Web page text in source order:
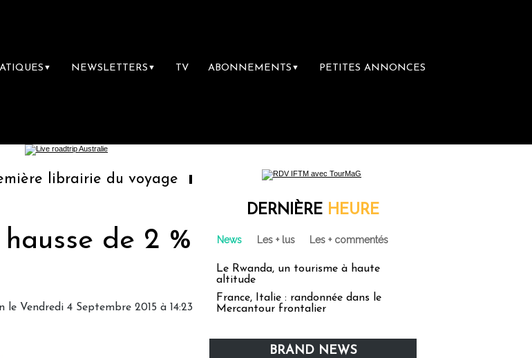
▼ NEWSLETTERS ▼ TV ABONNEMENTS ▼ PETITES ANNONCES
du voyage Le groupe Sainte-Claire rachète Eden Tour
de 2 %
le Vendredi 4 Septembre 2015 à 14:23
DERNIÈRE HEURE
News Les + lus Les + commentés
Le Rwanda, un tourisme à haute
altitude
France, Italie : randonnée dans le
Mercantour frontalier
BRAND NEWS